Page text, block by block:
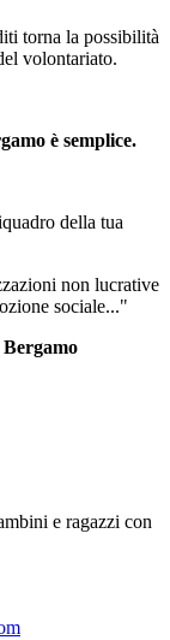
torna la possibilità
volontariato.
è semplice.
della tua
non lucrative
sociale..."
e ragazzi con